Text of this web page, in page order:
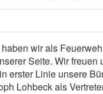
wir als
Seite. Wir freuen
erster Linie unsere
Lohbeck als